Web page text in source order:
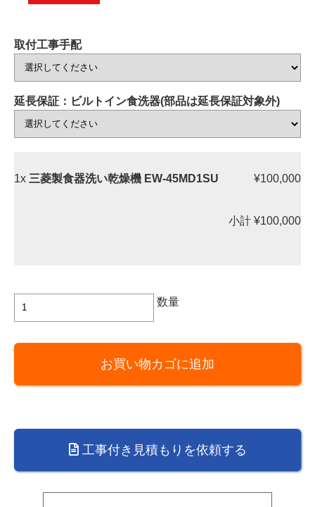
取付工事手配
延長保証：ビルトイン食洗器(部品は延長保証対象外)
1x 三菱製食器洗い乾燥機 EW-45MD1SU ¥100,000
小計 ¥100,000
数量
三
洗
燥
EW-
お買い物カゴに追加
工事付き見積もりを依頼する